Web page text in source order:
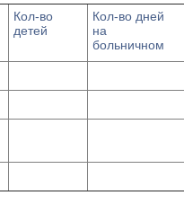
Кол-во
детей
Кол-во дней
на
больничном